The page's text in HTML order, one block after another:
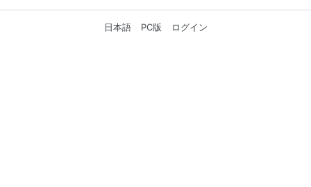
日本語 PC版 ログイン